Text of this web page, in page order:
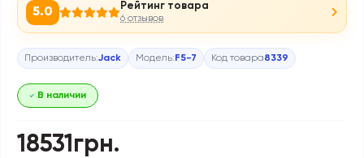
5.0 Рейтинг товара
6 отзывов
Производитель:Jack Модель: F5-7 Код товара8339
В наличии
18531грн.